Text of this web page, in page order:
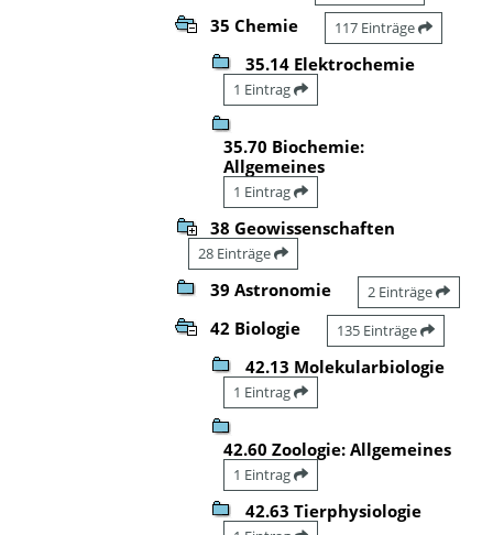
35 Chemie 117 Einträge
35.14 Elektrochemie
1 Eintrag
35.70 Biochemie:
Allgemeines
1 Eintrag
38 Geowissenschaften
28 Einträge
39 Astronomie 2 Einträge
42 Biologie 135 Einträge
42.13 Molekularbiologie
1 Eintrag
42.60 Zoologie: Allgemeines
1 Eintrag
42.63 Tierphysiologie